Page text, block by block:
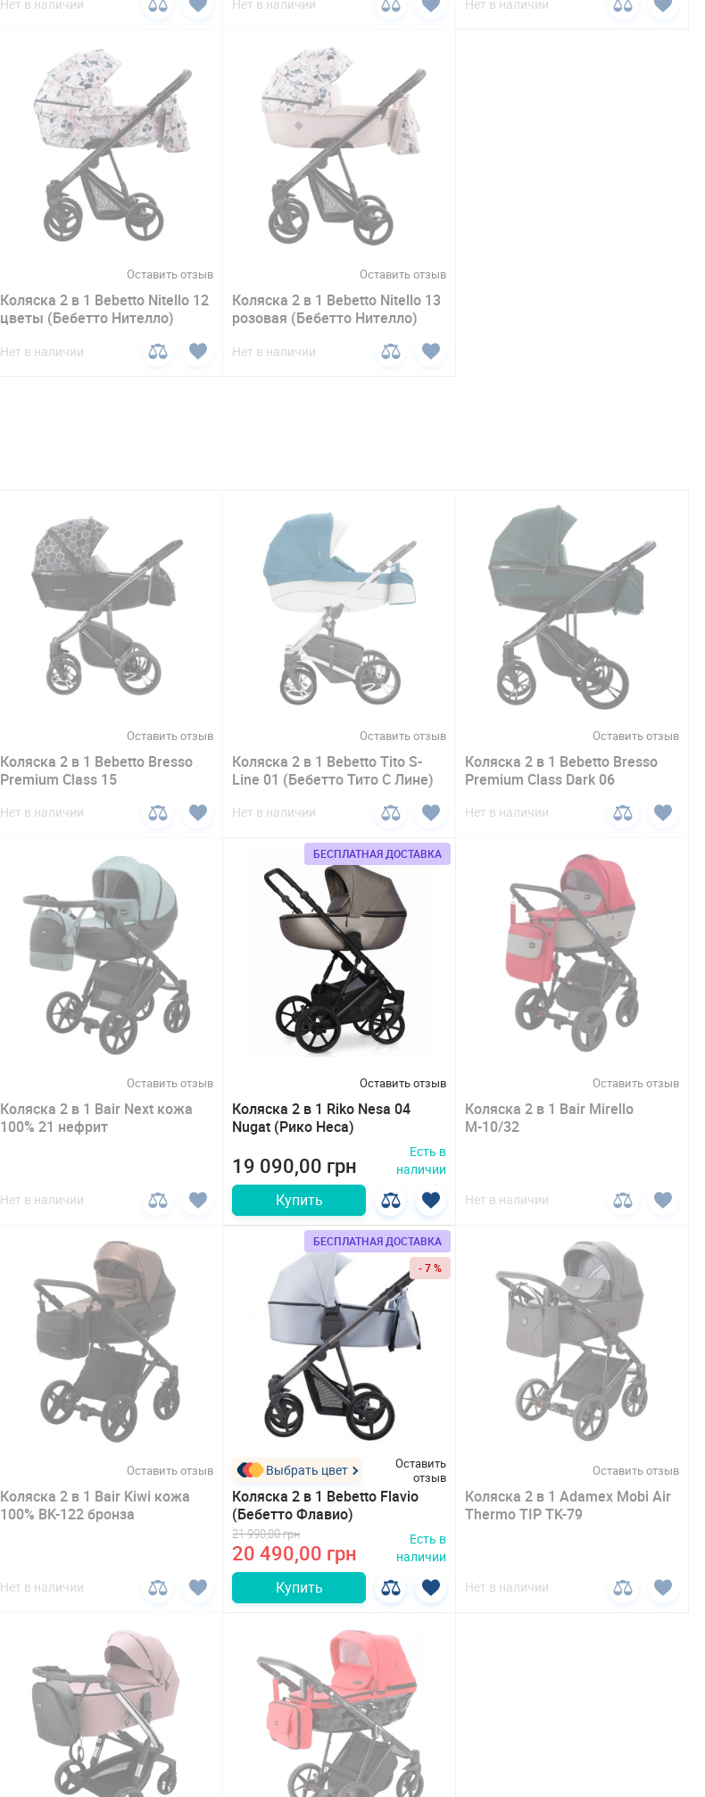
Нет в наличии Нет в наличии Нет в наличии
Оставить отзыв
Коляска 2 в 1 Bebetto Nitello 12
цветы (Бебетто Нителло)
Нет в наличии
Оставить отзыв
Коляска 2 в 1 Bebetto Nitello 13
розовая (Бебетто Нителло)
Нет в наличии
Оставить отзыв
Коляска 2 в 1 Bebetto Bresso
Premium Class 15
Нет в наличии
Оставить отзыв
Коляска 2 в 1 Bebetto Tito S-
Line 01 (Бебетто Тито С Лине)
Нет в наличии
Оставить отзыв
Коляска 2 в 1 Bebetto Bresso
Premium Class Dark 06
Нет в наличии
Оставить отзыв
Коляска 2 в 1 Bair Next кожа
100% 21 нефрит
Нет в наличии
БЕСПЛАТНАЯ ДОСТАВКА
Оставить отзыв
Коляска 2 в 1 Riko Nesa 04
Nugat (Рико Неса)
19 090,00 грн
Есть в
наличии
Купить
Оставить отзыв
Коляска 2 в 1 Bair Mirello
М-10/32
Нет в наличии
Оставить отзыв
Коляска 2 в 1 Bair Kiwi кожа
100% BK-122 бронза
Нет в наличии
БЕСПЛАТНАЯ ДОСТАВКА
- 7 %
Выбрать цвет
Оставить
отзыв
Коляска 2 в 1 Bebetto Flavio
(Бебетто Флавио)
21 990,00 грн
20 490,00 грн
Есть в
наличии
Купить
Оставить отзыв
Коляска 2 в 1 Adamex Mobi Air
Thermo TIP TK-79
Нет в наличии